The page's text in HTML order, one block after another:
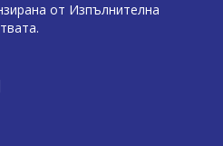
от Изпълнителна